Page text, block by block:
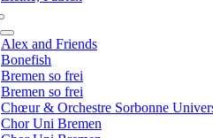
Alex and Friends
Bonefish
Bremen so frei
Bremen so frei
Chœur & Orchestre Sorbonne
Chor Uni Bremen